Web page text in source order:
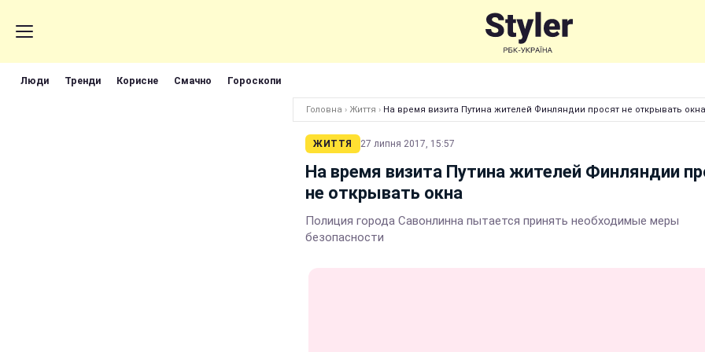
Люди Тренди Корисне Смачно Гороскопи
Головна › Життя › На время визита Путина жителей Финляндии просят не открывать окна
ЖИТТЯ 27 липня 2017, 15:57
На время визита Путина жителей Финляндии
не открывать окна
Полиция города Савонлинна пытается принять необходимые меры
безопасности